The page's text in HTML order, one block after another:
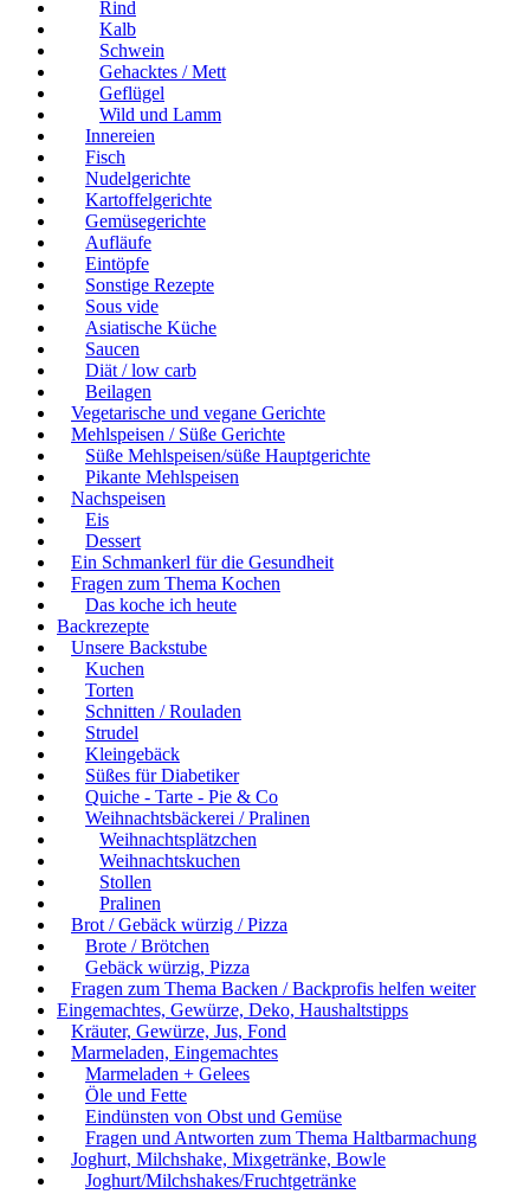
Rind
Kalb
Schwein
Gehacktes / Mett
Geflügel
Wild und Lamm
Innereien
Fisch
Nudelgerichte
Kartoffelgerichte
Gemüsegerichte
Aufläufe
Eintöpfe
Sonstige Rezepte
Sous vide
Asiatische Küche
Saucen
Diät / low carb
Beilagen
Vegetarische und vegane Gerichte
Mehlspeisen / Süße Gerichte
Süße Mehlspeisen/süße Hauptgerichte
Pikante Mehlspeisen
Nachspeisen
Eis
Dessert
Ein Schmankerl für die Gesundheit
Fragen zum Thema Kochen
Das koche ich heute
Backrezepte
Unsere Backstube
Kuchen
Torten
Schnitten / Rouladen
Strudel
Kleingebäck
Süßes für Diabetiker
Quiche - Tarte - Pie & Co
Weihnachtsbäckerei / Pralinen
Weihnachtsplätzchen
Weihnachtskuchen
Stollen
Pralinen
Brot / Gebäck würzig / Pizza
Brote / Brötchen
Gebäck würzig, Pizza
Fragen zum Thema Backen / Backprofis helfen weiter
Eingemachtes, Gewürze, Deko, Haushaltstipps
Kräuter, Gewürze, Jus, Fond
Marmeladen, Eingemachtes
Marmeladen + Gelees
Öle und Fette
Eindünsten von Obst und Gemüse
Fragen und Antworten zum Thema Haltbarmachung
Joghurt, Milchshake, Mixgetränke, Bowle
Joghurt/Milchshakes/Fruchtgetränke